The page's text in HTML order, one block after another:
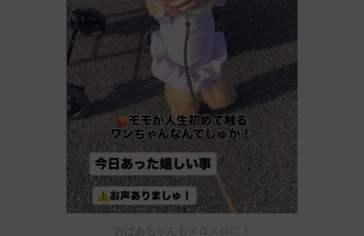
おばあちゃんもメロメロに！